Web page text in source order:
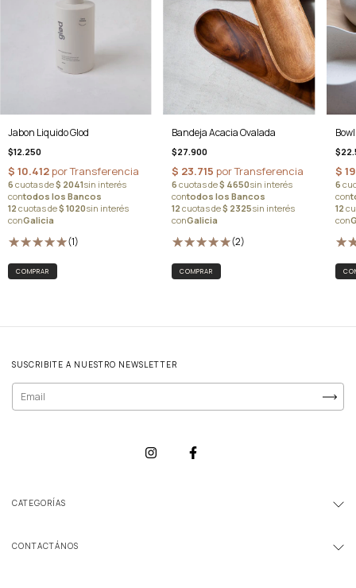
Jabon Liquido Glod
$12.250
(1)
COMPRAR
Bandeja Acacia Ovalada
$27.900
(2)
SUSCRIBITE A NUESTRO NEWSLETTER
CATEGORÍAS
CONTACTÁNOS